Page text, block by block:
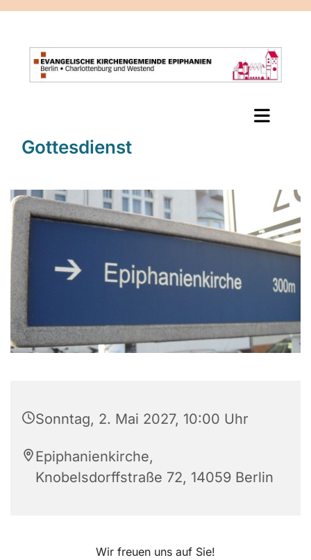
Gottesdienst
Sonntag, 2. Mai 2027, 10:00 Uhr
Epiphanienkirche,
Knobelsdorffstraße 72, 14059 Berlin
Wir freuen uns auf Sie!